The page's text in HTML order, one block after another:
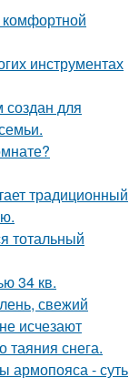
комфортной
инструментах
для
традиционный
тотальный
34 кв.
свежий
исчезают
таяния снега.
армопояса - суть